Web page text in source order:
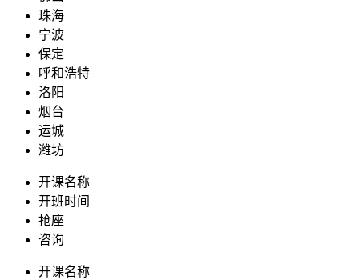
珠海
宁波
保定
呼和浩特
洛阳
烟台
运城
潍坊
开课名称
开班时间
抢座
咨询
开课名称